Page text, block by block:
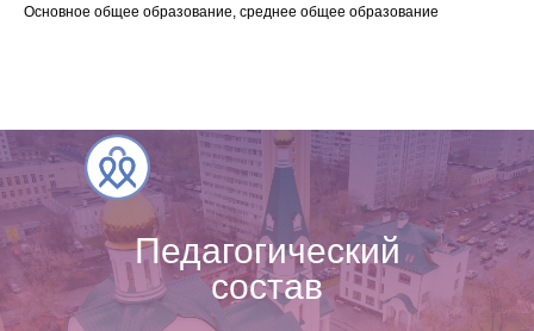
Основное общее образование, среднее общее образование
Педагогический
состав